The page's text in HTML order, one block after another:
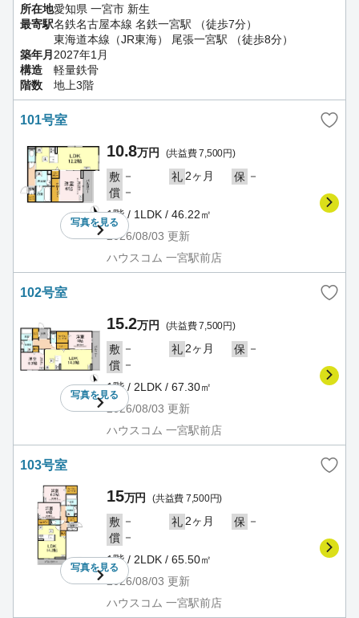
所在地愛知県 一宮市 新生
最寄駅名鉄名古屋本線 名鉄一宮駅 （徒歩7分）
東海道本線（JR東海） 尾張一宮駅 （徒歩8分）
築年月 2027年1月
構造
軽量鉄骨
階数
地上3階
101号室
写真を見る
10.8万円 (共益費 7,500円)
敷 － 礼2ヶ月 保 －
償 －
1階 / 1LDK / 46.22㎡
2026/08/03 更新
ハウスコム 一宮駅前店
102号室
写真を見る
15.2万円 (共益費 7,500円)
敷 － 礼2ヶ月 保 －
償 －
1階 / 2LDK / 67.30㎡
2026/08/03 更新
ハウスコム 一宮駅前店
103号室
写真を見る
15万円 (共益費 7,500円)
敷 － 礼2ヶ月 保 －
償 －
1階 / 2LDK / 65.50㎡
2026/08/03 更新
ハウスコム 一宮駅前店